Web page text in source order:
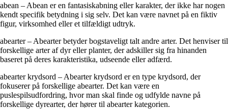
abean – Abean er en fantasiskabning eller karakter, der ikke har nogen
kendt specifik betydning i sig selv. Det kan være navnet på en fiktiv
figur, virksomhed eller et tilfældigt udtryk.
abearter – Abearter betyder bogstaveligt talt andre arter. Det henviser til
forskellige arter af dyr eller planter, der adskiller sig fra hinanden
baseret på deres karakteristika, udseende eller adfærd.
abearter krydsord – Abearter krydsord er en type krydsord, der
fokuserer på forskellige abearter. Det kan være en
puslespilsudfordring, hvor man skal finde og udfylde navne på
forskellige dyrearter, der hører til abearter kategorien.